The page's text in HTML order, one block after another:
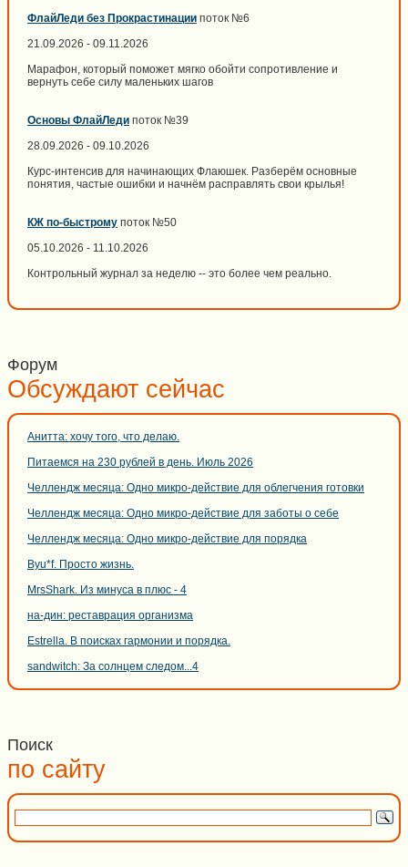
ФлайЛеди без Прокрастинации поток №6
21.09.2026 - 09.11.2026
Марафон, который поможет мягко обойти сопротивление и
вернуть себе силу маленьких шагов
Основы ФлайЛеди поток №39
28.09.2026 - 09.10.2026
Курс-интенсив для начинающих Флаюшек. Разберём основные
понятия, частые ошибки и начнём расправлять свои крылья!
КЖ по-быстрому поток №50
05.10.2026 - 11.10.2026
Контрольный журнал за неделю -- это более чем реально.
Форум
Обсуждают сейчас
Анитта: хочу того, что делаю.
Питаемся на 230 рублей в день. Июль 2026
Челлендж месяца: Одно микро-действие для облегчения готовки
Челлендж месяца: Одно микро-действие для заботы о себе
Челлендж месяца: Одно микро-действие для порядка
Byu*f. Просто жизнь.
MrsShark. Из минуса в плюс - 4
на-дин: реставрация организма
Estrella. В поисках гармонии и порядка.
sandwitch: За солнцем следом...4
Поиск
по сайту